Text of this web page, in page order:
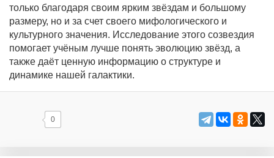
только благодаря своим ярким звёздам и большому
размеру, но и за счет своего мифологического и
культурного значения. Исследование этого созвездия
помогает учёным лучше понять эволюцию звёзд, а
также даёт ценную информацию о структуре и
динамике нашей галактики.
0